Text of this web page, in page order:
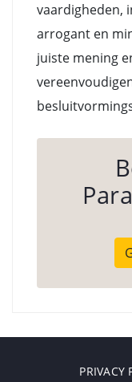
vaardigheden,
arrogant en
juiste mening
PRIVACY